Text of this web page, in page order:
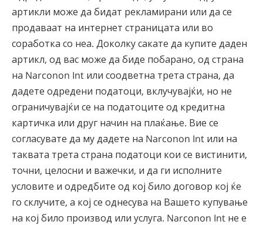
артикли може да бидат рекламирани или да се
продаваат на интернет страницата или во
соработка со неа. Доколку сакате да купите даден
артикл, од вас може да биде побарано, од страна
на Narconon Int или соодветна трета страна, да
дадете одредени податоци, вклучувајќи, но не
ограничувајќи се на податоците од кредитна
картичка или друг начин на плаќање. Вие се
согласувате да му дадете на Narconon Int или на
таквата трета страна податоци кои се вистинити,
точни, целосни и важечки, и да ги исполните
условите и одредбите од кој било договор кој ќе
го склучите, а кој се однесува на Вашето купување
на кој било производ или услуга. Narconon Int не е